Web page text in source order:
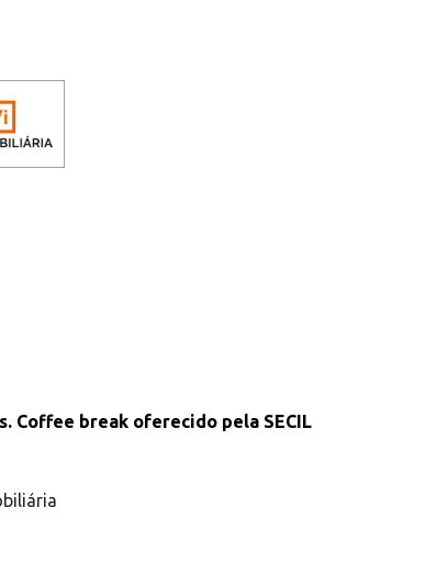
Coffee break oferecido pela SECIL